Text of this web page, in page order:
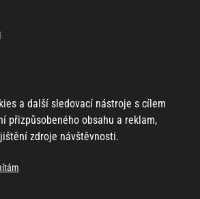
a další sledovací nástroje s cílem
přizpůsobeného obsahu a reklam,
zdroje návštěvnosti.